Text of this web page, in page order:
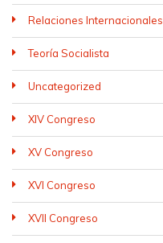
Relaciones Internacionales
Teoría Socialista
Uncategorized
XIV Congreso
XV Congreso
XVI Congreso
XVII Congreso